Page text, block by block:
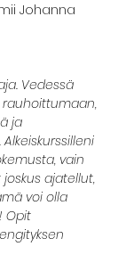
Johanna
Vedessä
ja
vain
ajatellut,
voi olla
Opit